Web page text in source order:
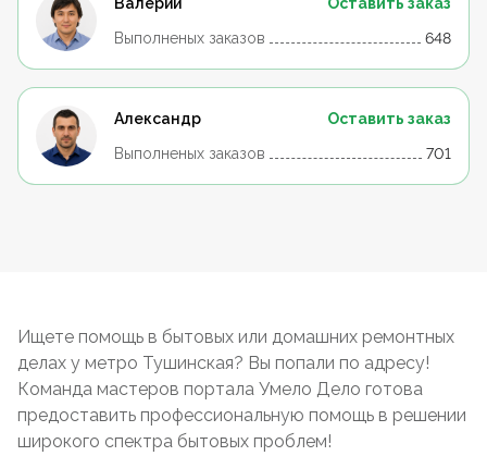
Выполненых заказов
648
Александр
Оставить заказ
Выполненых заказов
701
Ищете помощь в бытовых или домашних ремонтных
делах у метро Тушинская? Вы попали по адресу!
Команда мастеров портала Умело Дело готова
предоставить профессиональную помощь в решении
широкого спектра бытовых проблем!